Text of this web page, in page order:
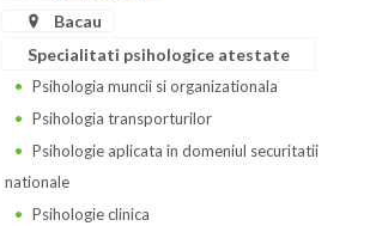
Bacau
Specialitati psihologice atestate
Psihologia muncii si organizationala
Psihologia transporturilor
Psihologie aplicata in domeniul securitatii
nationale
Psihologie clinica